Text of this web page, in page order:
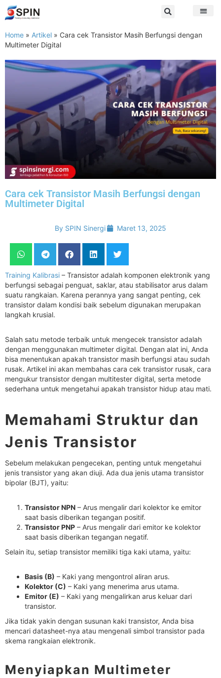
Home » Artikel » Cara cek Transistor Masih Berfungsi dengan
Multimeter Digital
Cara cek Transistor Masih Berfungsi dengan
Multimeter Digital
By SPIN Sinergi Maret 13, 2025
Training Kalibrasi – Transistor adalah komponen elektronik yang
berfungsi sebagai penguat, saklar, atau stabilisator arus dalam
suatu rangkaian. Karena perannya yang sangat penting, cek
transistor dalam kondisi baik sebelum digunakan merupakan
langkah krusial.
Salah satu metode terbaik untuk mengecek transistor adalah
dengan menggunakan multimeter digital. Dengan alat ini, Anda
bisa menentukan apakah transistor masih berfungsi atau sudah
rusak. Artikel ini akan membahas cara cek transistor rusak, cara
mengukur transistor dengan multitester digital, serta metode
sederhana untuk mengetahui apakah transistor hidup atau mati.
Memahami Struktur dan
Jenis Transistor
Sebelum melakukan pengecekan, penting untuk mengetahui
jenis transistor yang akan diuji. Ada dua jenis utama transistor
bipolar (BJT), yaitu:
Transistor NPN – Arus mengalir dari kolektor ke emitor
saat basis diberikan tegangan positif.
Transistor PNP – Arus mengalir dari emitor ke kolektor
saat basis diberikan tegangan negatif.
Selain itu, setiap transistor memiliki tiga kaki utama, yaitu:
Basis (B) – Kaki yang mengontrol aliran arus.
Kolektor (C) – Kaki yang menerima arus utama.
Emitor (E) – Kaki yang mengalirkan arus keluar dari
transistor.
Jika tidak yakin dengan susunan kaki transistor, Anda bisa
mencari datasheet-nya atau mengenali simbol transistor pada
skema rangkaian elektronik.
Menyiapkan Multimeter